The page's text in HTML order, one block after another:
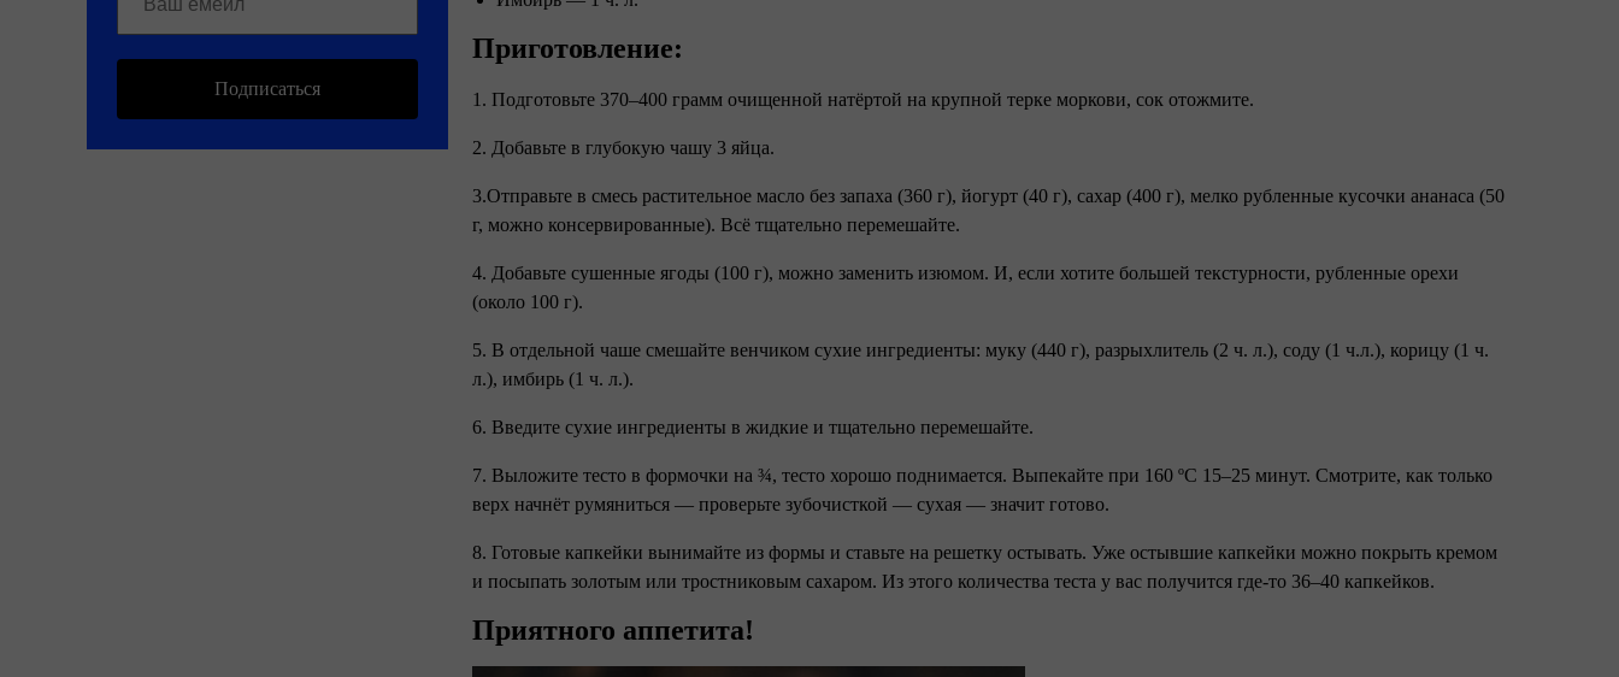
Подписаться
Приготовление:
1. Подготовьте 370–400 грамм очищенной натёртой на крупной терке моркови, сок отожмите.
2. Добавьте в глубокую чашу 3 яйца.
3.Отправьте в смесь растительное масло без запаха (360 г), йогурт (40 г), сахар (400 г), мелко рубленные кусочки ананаса (50
г, можно консервированные). Всё тщательно перемешайте.
4. Добавьте сушенные ягоды (100 г), можно заменить изюмом. И, если хотите большей текстурности, рубленные орехи
(около 100 г).
5. В отдельной чаше смешайте венчиком сухие ингредиенты: муку (440 г), разрыхлитель (2 ч. л.), соду (1 ч.л.), корицу (1 ч.
л.), имбирь (1 ч. л.).
6. Введите сухие ингредиенты в жидкие и тщательно перемешайте.
7. Выложите тесто в формочки на ¾, тесто хорошо поднимается. Выпекайте при 160 ºC 15–25 минут. Смотрите, как только
верх начнёт румяниться — проверьте зубочисткой — сухая — значит готово.
8. Готовые капкейки вынимайте из формы и ставьте на решетку остывать. Уже остывшие капкейки можно покрыть кремом
и посыпать золотым или тростниковым сахаром. Из этого количества теста у вас получится где-то 36–40 капкейков.
Приятного аппетита!